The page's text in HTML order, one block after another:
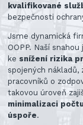
kvalifikované
bezpečnosti
Jsme dynamická
OOPP. Naší
ke snížení rizika
spojených
pracovníků o
takovou úroveň
minimalizaci
úspoře.